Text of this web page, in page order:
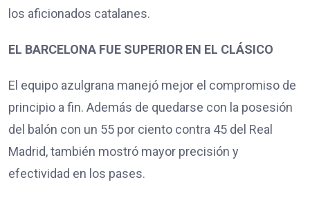
los aficionados catalanes.
EL BARCELONA FUE SUPERIOR EN EL CLÁSICO
El equipo azulgrana manejó mejor el compromiso de
principio a fin. Además de quedarse con la posesión
del balón con un 55 por ciento contra 45 del Real
Madrid, también mostró mayor precisión y
efectividad en los pases.